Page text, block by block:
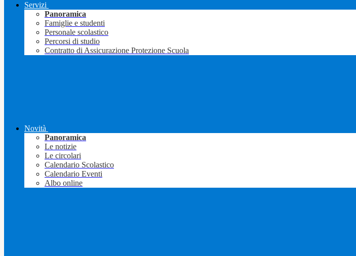
Servizi
Panoramica
Famiglie e studenti
Personale scolastico
Percorsi di studio
Contratto di Assicurazione Protezione Scuola
Novità
Panoramica
Le notizie
Le circolari
Calendario Scolastico
Calendario Eventi
Albo online